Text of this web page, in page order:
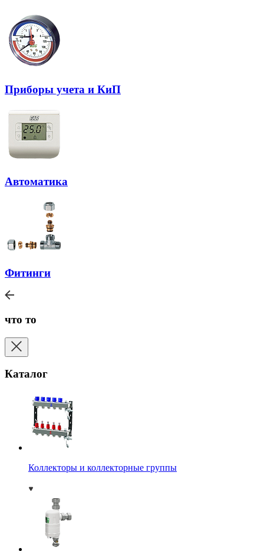
Приборы учета и КиП
Автоматика
Фитинги
что то
Каталог
Коллекторы и коллекторные группы